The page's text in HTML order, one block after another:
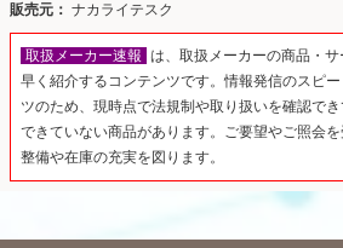
ナカライテスク
取扱メーカー速報 は、取扱メーカーの商品・
早く紹介するコンテンツです。情報発信のスピ
ツのため、現時点で法規制や取り扱いを確認で
できていない商品があります。ご要望やご照会
整備や在庫の充実を図ります。